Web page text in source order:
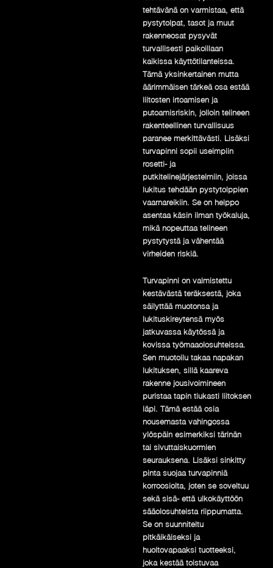
tehtävänä on varmistaa, että
pystytolpat, tasot ja muut
rakenneosat pysyvät
turvallisesti paikoillaan
kaikissa käyttötilanteissa.
Tämä yksinkertainen mutta
äärimmäisen tärkeä osa estää
liitosten irtoamisen ja
putoamisriskin, jolloin telineen
rakenteellinen turvallisuus
paranee merkittävästi. Lisäksi
turvapinni sopii useimpiin
rosetti- ja
putkitelinejärjestelmiin, joissa
lukitus tehdään pystytolppien
vaarnareikiin. Se on helppo
asentaa käsin ilman työkaluja,
mikä nopeuttaa telineen
pystytystä ja vähentää
virheiden riskiä.
Turvapinni on valmistettu
kestävästä teräksestä, joka
säilyttää muotonsa ja
lukituskireytensä myös
jatkuvassa käytössä ja
kovissa työmaaolosuhteissa.
Sen muotoilu takaa napakan
lukituksen, sillä kaareva
rakenne jousivoimineen
puristaa tapin tiukasti liitoksen
läpi. Tämä estää osia
nousemasta vahingossa
ylöspäin esimerkiksi tärinän
tai sivuttaiskuormien
seurauksena. Lisäksi sinkitty
pinta suojaa turvapinniä
korroosiolta, joten se soveltuu
sekä sisä- että ulkokäyttöön
sääolosuhteista riippumatta.
Se on suunniteltu
pitkäikäiseksi ja
huoltovapaaksi tuotteeksi,
joka kestää toistuvaa